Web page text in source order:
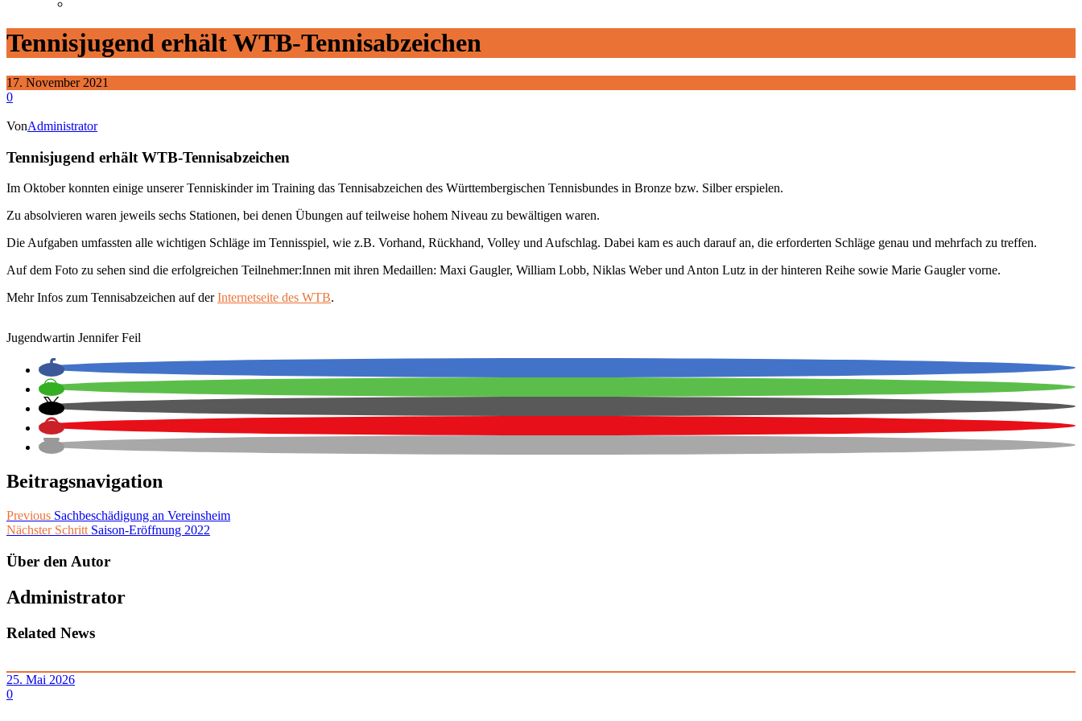
Tennisjugend erhält WTB-Tennisabzeichen
17. November 2021
0
VonAdministrator
Tennisjugend erhält WTB-Tennisabzeichen
Im Oktober konnten einige unserer Tenniskinder im Training das Tennisabzeichen des Württembergischen Tennisbundes in Bronze bzw. Silber erspielen.
Zu absolvieren waren jeweils sechs Stationen, bei denen Übungen auf teilweise hohem Niveau zu bewältigen waren.
Die Aufgaben umfassten alle wichtigen Schläge im Tennisspiel, wie z.B. Vorhand, Rückhand, Volley und Aufschlag. Dabei kam es auch darauf an, die erforderten Schläge genau und mehrfach zu treffen.
Auf dem Foto zu sehen sind die erfolgreichen Teilnehmer:Innen mit ihren Medaillen: Maxi Gaugler, William Lobb, Niklas Weber und Anton Lutz in der hinteren Reihe sowie Marie Gaugler vorne.
Mehr Infos zum Tennisabzeichen auf derInternetseite des WTB.
Jugendwartin Jennifer Feil
Beitragsnavigation
Previous Sachbeschädigung an Vereinsheim
Nächster Schritt Saison-Eröffnung 2022
Über den Autor
Administrator
Related News
25. Mai 2026
0